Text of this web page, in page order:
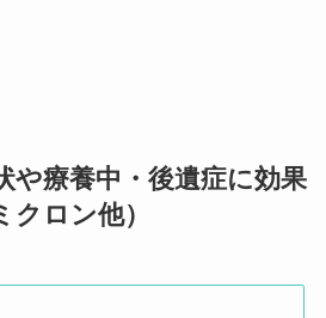
や療養中・後遺症に効果
クロン他）